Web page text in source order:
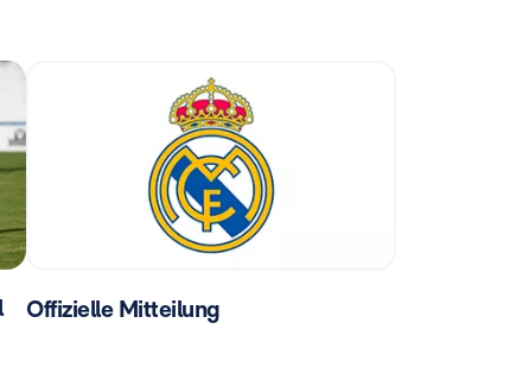
Offizielle Mitteilung